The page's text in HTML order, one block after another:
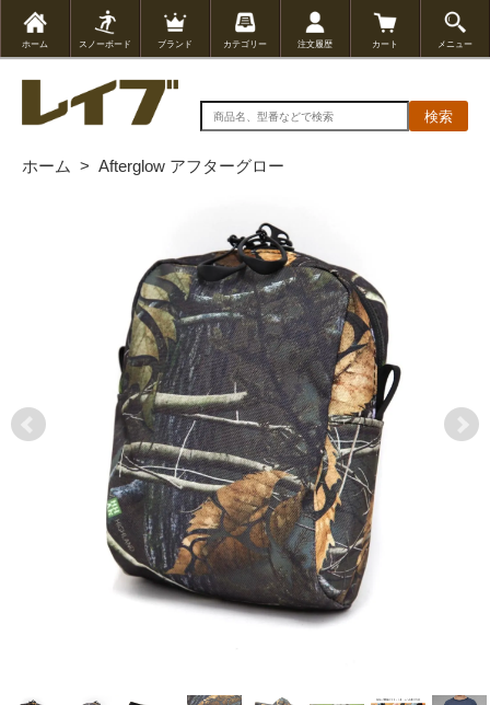
ホーム スノーボード ブランド カテゴリー 注文履歴 カート メニュー
検索
ホーム > Afterglow アフターグロー